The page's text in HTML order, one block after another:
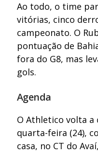
Ao todo, o time
vitórias, cinco
campeonato. O
pontuação de
fora do G8, mas
gols.
Agenda
O Athletico volta a
quarta-feira (24),
casa, no CT do